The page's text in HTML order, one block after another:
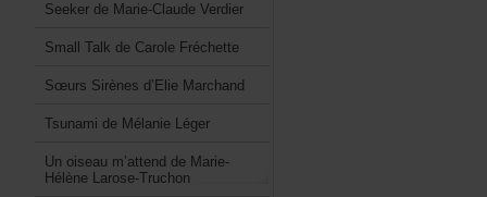
SeekerdeMarie-ClaudeVerdier
SmallTalkdeCaroleFréchette
SœursSirènesd’ElieMarchand
TsunamideMélanieLéger
Unoiseaum’attenddeMarie-
HélèneLarose-Truchon